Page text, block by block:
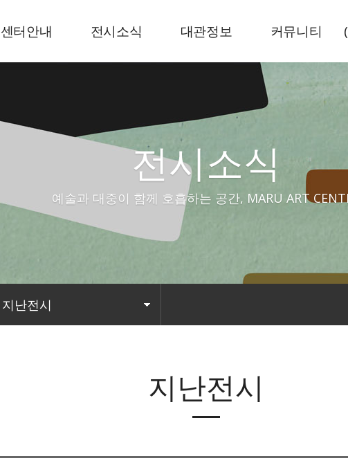
센터안내 전시소식
지난전시
대관정보
센터로고
커뮤니티
뉴스기사
전시소식
예술과 대중이 함께 호흡하는 공간, MARU ART
지난전시
지난전시